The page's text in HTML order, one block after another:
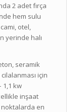
2 adet fırça
hem sulu
otel,
yerinde halı
seramik
için
1,1 kw
inşaat
noktalarda en